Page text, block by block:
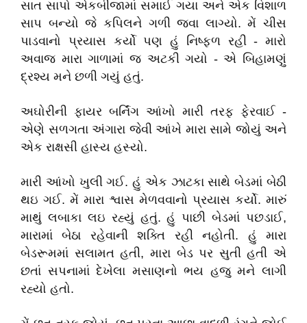
સાત સાપો એકબીજામાં સમાઈ ગયા અને એક વિશાળ
સાપ બન્યો જે કપિલને ગળી જવા લાગ્યો. મેં ચીસ
પાડવાનો પ્રયાસ કર્યો પણ હું નિષ્ફળ રહી - મારો
અવાજ મારા ગાળામાં જ અટકી ગયો - એ બિહામણું
દ્રશ્ય મને છળી ગયું હતું.
અઘોરીની ફાયર બર્નિંગ આંખો મારી તરફ ફેરવાઈ -
એણે સળગતા અંગારા જેવી આંખે મારા સામે જોયું અને
એક રાક્ષસી હાસ્ય હસ્યો.
મારી આંખો ખુલી ગઈ. હું એક ઝાટકા સાથે બેડમાં બેઠી
થઇ ગઈ. મેં મારા શ્વાસ મેળવવાનો પ્રયાસ કર્યો. મારું
માથું લબાકા લઇ રહ્યું હતું. હું પાછી બેડમાં પછડાઈ,
મારામાં બેઠા રહેવાની શક્તિ રહી નહોતી. હું મારા
બેડરૂમમાં સલામત હતી, મારા બેડ પર સુતી હતી એ
છતાં સપનામાં દેખેલા મસાણનો ભય હજુ મને લાગી
રહ્યો હતો.